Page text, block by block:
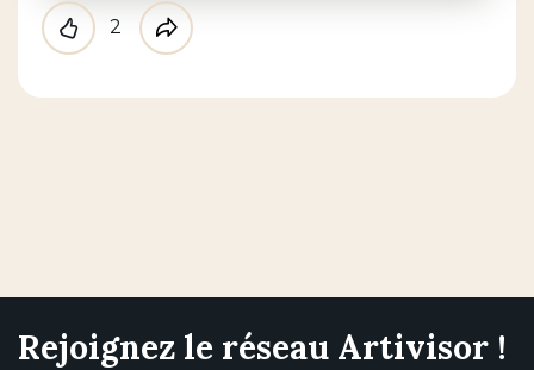
Like
2
Partager
Rejoignez le réseau Artivisor !